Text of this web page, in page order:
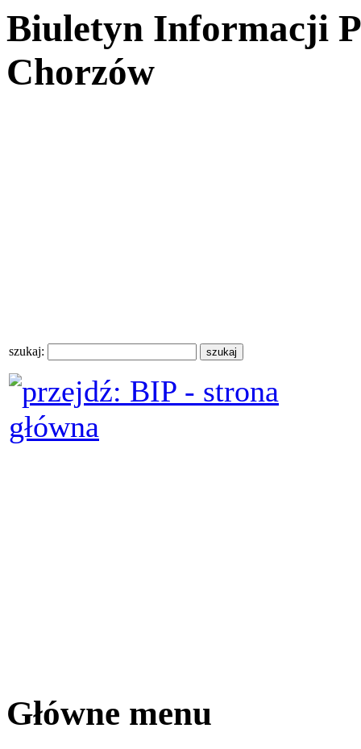
Biuletyn Informacji
Chorzów
szukaj:
Główne menu